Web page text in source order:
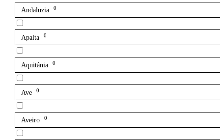
Andaluzia 0
Apalta 0
Aquitânia 0
Ave 0
Aveiro 0